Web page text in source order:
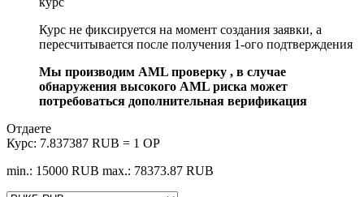
Курс не фиксируется на момент создания заявки, а
пересчитывается после получения 1-ого подтверждения
Мы производим AML проверку , в случае
обнаружения высокого AML риска может
потребоваться дополнительная верификация
Отдаете
Курс: 7.837387 RUB = 1 OP
min.: 15000 RUB max.: 78373.87 RUB